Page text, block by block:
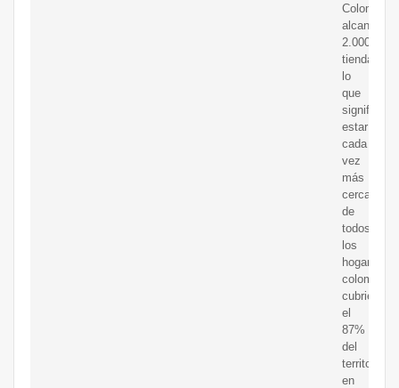
Colombia,
alcanza
2.000
tiendas
lo
que
significa
estar
cada
vez
más
cerca
de
todos
los
hogares
cubriendo
el
87%
del
territorio,
en